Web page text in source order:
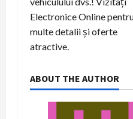
Electronice Online
multe detalii și oferte
atractive.
ABOUT THE AUTHOR